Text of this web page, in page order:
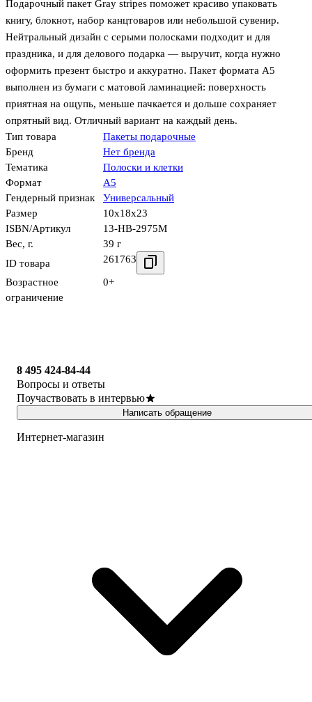
Подарочный пакет Gray stripes поможет красиво упаковать
книгу, блокнот, набор канцтоваров или небольшой сувенир.
Нейтральный дизайн с серыми полосками подходит и для
праздника, и для делового подарка — выручит, когда нужно
оформить презент быстро и аккуратно. Пакет формата А5
выполнен из бумаги с матовой ламинацией: поверхность
приятная на ощупь, меньше пачкается и дольше сохраняет
опрятный вид. Отличный вариант на каждый день.
Тип товара
Пакеты подарочные
Бренд
Нет бренда
Тематика
Полоски и клетки
Формат
А5
Гендерный признак
Универсальный
Размер
10x18x23
ISBN/Артикул
13-HB-2975M
Вес, г.
39 г
ID товара
261763
Возрастное
ограничение
0+
8 495 424-84-44
Вопросы и ответы
Поучаствовать в интервью
Написать обращение
Интернет-магазин